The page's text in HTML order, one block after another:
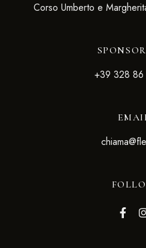
Corso Umberto e
+39 328 86